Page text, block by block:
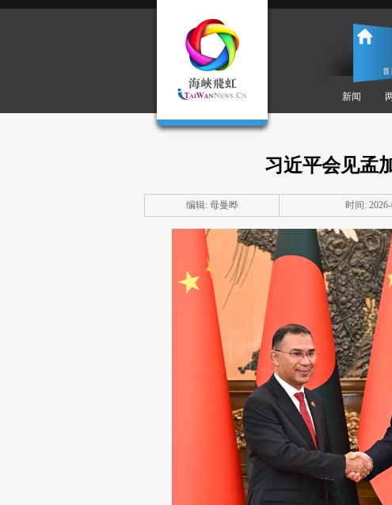
新闻
习近平会见孟
编辑: 母曼晔 时间: